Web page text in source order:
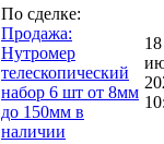
По сделке:
Продажа:
Нутромер
телескопический
набор 6 шт от 8мм
до 150мм в
наличии
18